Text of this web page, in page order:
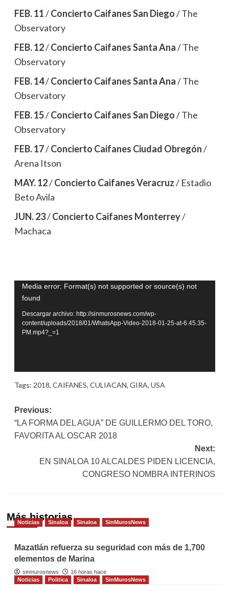
FEB. 11/Concierto Caifanes San Diego/ The
Observatory
FEB. 12/Concierto Caifanes Santa Ana/ The
Observatory
FEB. 14/Concierto Caifanes Santa Ana/ The
Observatory
FEB. 15/Concierto Caifanes San Diego/ The
Observatory
FEB. 17/Concierto Caifanes Ciudad Obregón/
Arena Itson
MAY. 12/Concierto Caifanes Veracruz/ Estadio
Beto Avila
JUN. 23/Concierto Caifanes Monterrey/
Machaca
Reproductor
de
vídeo
Media error: Format(s) not supported or source(s) not
found
Descargar archivo: http://sinmurosnews.com/wp-
content/uploads/2018/01/WhatsApp-Video-2018-01-25-at-6.45.35-
PM.mp4?_=1
Tags: 2018, CAIFANES, CULIACAN, GIRA, USA
Post
navigation
Previous:
“LA FORMA DEL AGUA” DE GUILLERMO DEL TORO,
FAVORITA AL OSCAR 2018
Next:
EN SINALOA 10 ALCALDES PIDEN LICENCIA,
CONGRESO NOMBRA INTERINOS
Más historias
Noticias Sinaloa Sinaloa SinMurosNews
Mazatlán refuerza su seguridad con más de 1,700
elementos de Marina
sinmurosnews
16 horas hace
Noticias
Politica Sinaloa SinMurosNews